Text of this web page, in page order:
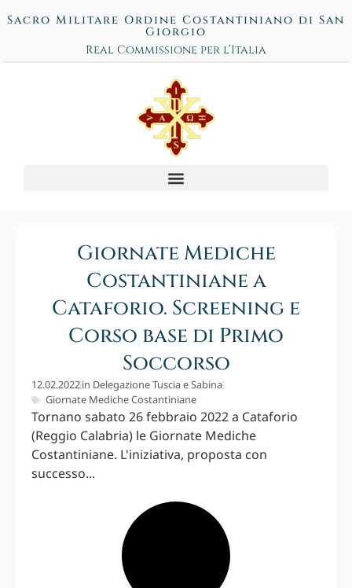
Sacro Militare Ordine Costantiniano di San
Giorgio
Real Commissione per l’Italia
Giornate Mediche
Costantiniane a
Cataforio. Screening e
Corso base di Primo
Soccorso
12.02.2022in Delegazione Tuscia e Sabina
Giornate Mediche Costantiniane
Tornano sabato 26 febbraio 2022 a Cataforio
(Reggio Calabria) le Giornate Mediche
Costantiniane. L'iniziativa, proposta con
successo...